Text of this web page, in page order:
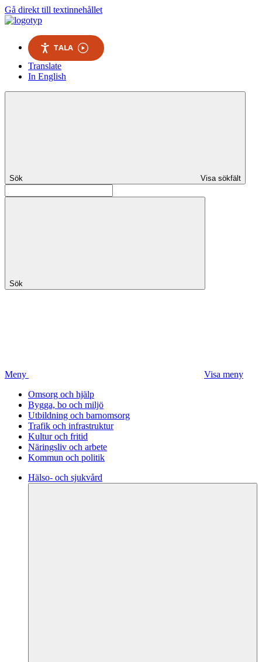
Gå direkt till textinnehållet
TALA
Translate
In English
Sök Visa sökfält
Sök
Meny
Visa meny
Omsorg och hjälp
Bygga, bo och miljö
Utbildning och barnomsorg
Trafik och infrastruktur
Kultur och fritid
Näringsliv och arbete
Kommun och politik
Hälso- och sjukvård